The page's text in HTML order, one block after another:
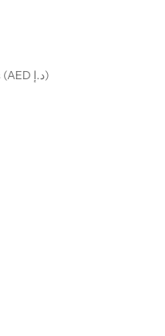
Emirados Árabes Unidos (AED د.إ)